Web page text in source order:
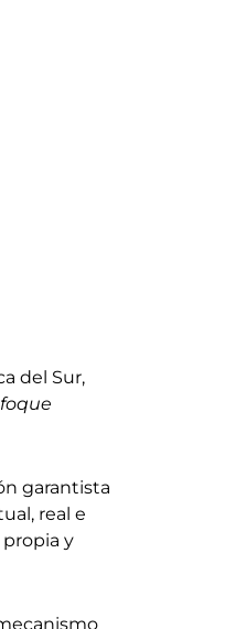
del Sur,
garantista
real e
y